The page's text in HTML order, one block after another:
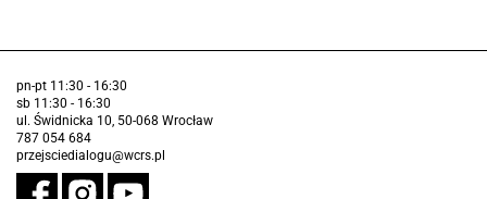
pn-pt 11:30 - 16:30
sb 11:30 - 16:30
ul. Świdnicka 10, 50-068 Wrocław
787 054 684
przejsciedialogu@wcrs.pl